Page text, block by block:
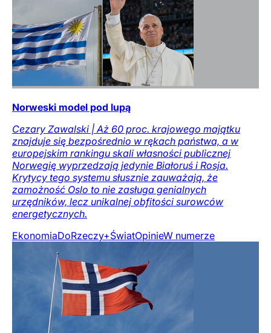
Norweski model pod lupą
Cezary Zawalski | Aż 60 proc. krajowego majątku
znajduje się bezpośrednio w rękach państwa, a w
europejskim rankingu skali własności publicznej
Norwegię wyprzedzają jedynie Białoruś i Rosja.
Krytycy tego systemu słusznie zauważają, że
zamożność Oslo to nie zasługa genialnych
urzędników, lecz unikalnej obfitości surowców
energetycznych.
EkonomiaDoRzeczy+ŚwiatOpinieW numerze